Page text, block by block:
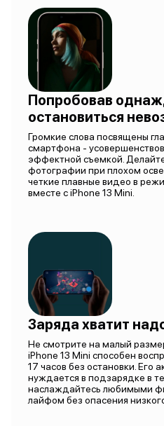
Попробовав
остановиться
Громкие слова посвящены
смартфона -
эффектной съемкой.
фотографии при плохом
четкие плавные видео в
вместе с iPhone 13 Mini.
Заряда хватит
Не смотрите на малый
iPhone 13 Mini способен
17 часов без остановки. Его
нуждается в подзарядке в
наслаждайтесь любимыми
лайфом без опасения